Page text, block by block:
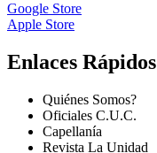
Google Store
Apple Store
Enlaces Rápidos
Quiénes Somos?
Oficiales C.U.C.
Capellanía
Revista La Unidad